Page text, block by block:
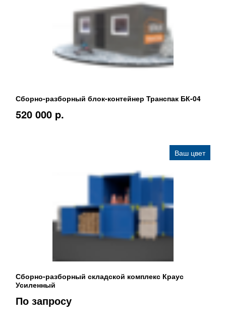
Сборно-разборный блок-контейнер Транспак БК-04
520 000 p.
Ваш цвет
Сборно-разборный складской комплекс Краус
Усиленный
По запросу